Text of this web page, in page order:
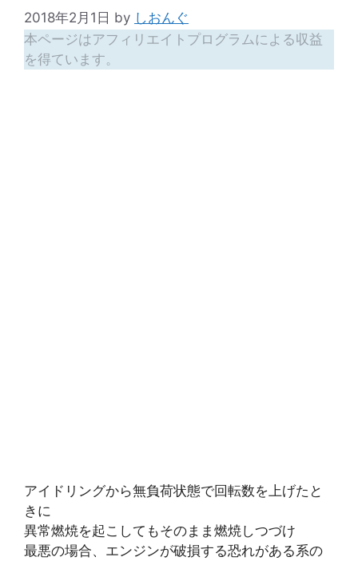
2018年2月1日 by しおんぐ
本ページはアフィリエイトプログラムによる収益
を得ています。
アイドリングから無負荷状態で回転数を上げたと
きに
異常燃焼を起こしてもそのまま燃焼しつづけ
最悪の場合、エンジンが破損する恐れがある系の